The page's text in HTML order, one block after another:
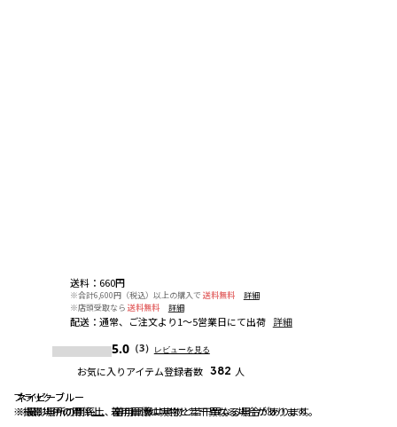
ブラック
※撮影場所の関係上、着用画像は実物と若干異なる場合があります。
ネイビーブルー
※撮影場所の関係上、着用画像は実物と若干異なる場合があります。
ネイビーブルー
送料： 660円
※合計6,600円（税込）以上の購入で 送料無料
詳細
※店頭受取なら 送料無料 詳細
配送： 通常、ご注文より1～5営業日にて出荷 詳細
5.0（3） レビューを見る
お気に入りアイテム登録者数 382 人